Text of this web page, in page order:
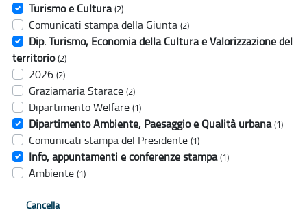
Turismo e Cultura (2)
Comunicati stampa della Giunta (2)
Dip. Turismo, Economia della Cultura e Valorizzazione del
territorio (2)
2026 (2)
Graziamaria Starace (2)
Dipartimento Welfare (1)
Dipartimento Ambiente, Paesaggio e Qualità urbana (1)
Comunicati stampa del Presidente (1)
Info, appuntamenti e conferenze stampa (1)
Ambiente (1)
Cancella